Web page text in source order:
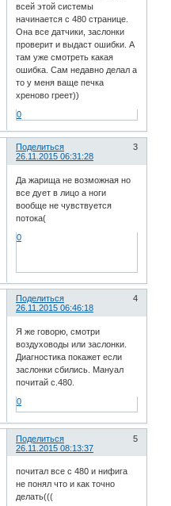
всей этой системы
начинается с 480 странице.
Она все датчики, заслонки
проверит и выдаст ошибки. А
там уже смотреть какая
ошибка. Сам недавно делал а
то у меня ваще печка
хреново греет))
0
Поделиться
3
26.11.2015 06:31:28
Да жарища не возможная но
все дует в лицо а ноги
вообще не чувствуется
потока(
0
Поделиться
4
26.11.2015 06:46:18
Я же говорю, смотри
воздуховоды или заслонки.
Диагностика покажет если
заслонки сбились. Мануал
почитай с.480.
0
Поделиться
5
26.11.2015 08:13:37
почитал все с 480 и нифига
не понял что и как точно
делать(((